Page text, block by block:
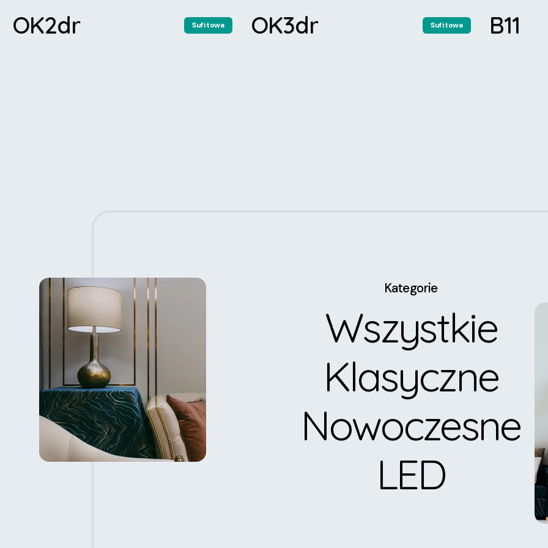
OK2dr Sufitowa OK3dr Sufitowa B11
Kategorie
Wszystkie
Klasyczne
Nowoczesne
LED